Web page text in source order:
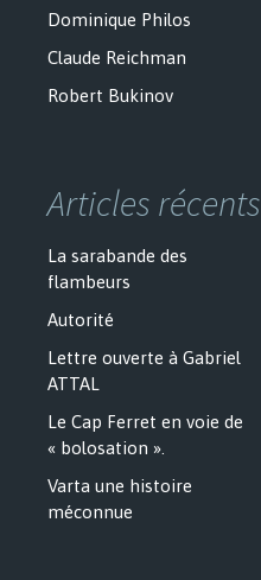
Dominique Philos
Claude Reichman
Robert Bukinov
Articles récents
La sarabande des
flambeurs
Autorité
Lettre ouverte à Gabriel
ATTAL
Le Cap Ferret en voie de
« bolosation ».
Varta une histoire
méconnue